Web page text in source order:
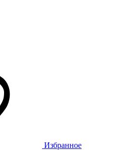
Избранное